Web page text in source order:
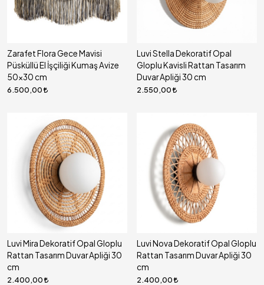
Zarafet Flora Gece Mavisi
Püsküllü El İşçiliği Kumaş Avize
50x30 cm
6.500,00
Luvi Stella Dekoratif Opal
Gloplu Kavisli Rattan Tasarım
Duvar Apliği 30 cm
2.550,00
Luvi Mira Dekoratif Opal Gloplu
Rattan Tasarım Duvar Apliği 30
cm
2.400,00
Luvi Nova Dekoratif Opal Gloplu
Rattan Tasarım Duvar Apliği 30
cm
2.400,00